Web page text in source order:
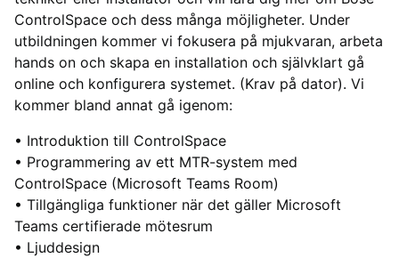
ControlSpace och dess många möjligheter. Under
utbildningen kommer vi fokusera på mjukvaran, arbeta
hands on och skapa en installation och självklart gå
online och konfigurera systemet. (Krav på dator). Vi
kommer bland annat gå igenom:
• Introduktion till ControlSpace
• Programmering av ett MTR-system med
ControlSpace (Microsoft Teams Room)
• Tillgängliga funktioner när det gäller Microsoft
Teams certifierade mötesrum
• Ljuddesign